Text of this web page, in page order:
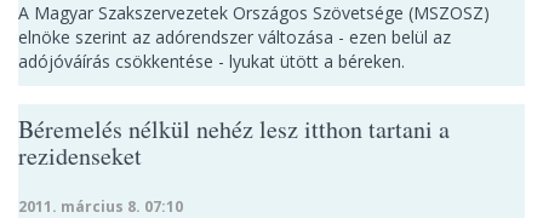
A Magyar Szakszervezetek Országos Szövetsége (MSZOSZ)
elnöke szerint az adórendszer változása - ezen belül az
adójóváírás csökkentése - lyukat ütött a béreken.
Béremelés nélkül nehéz lesz itthon tartani a
rezidenseket
2011. március 8. 07:10